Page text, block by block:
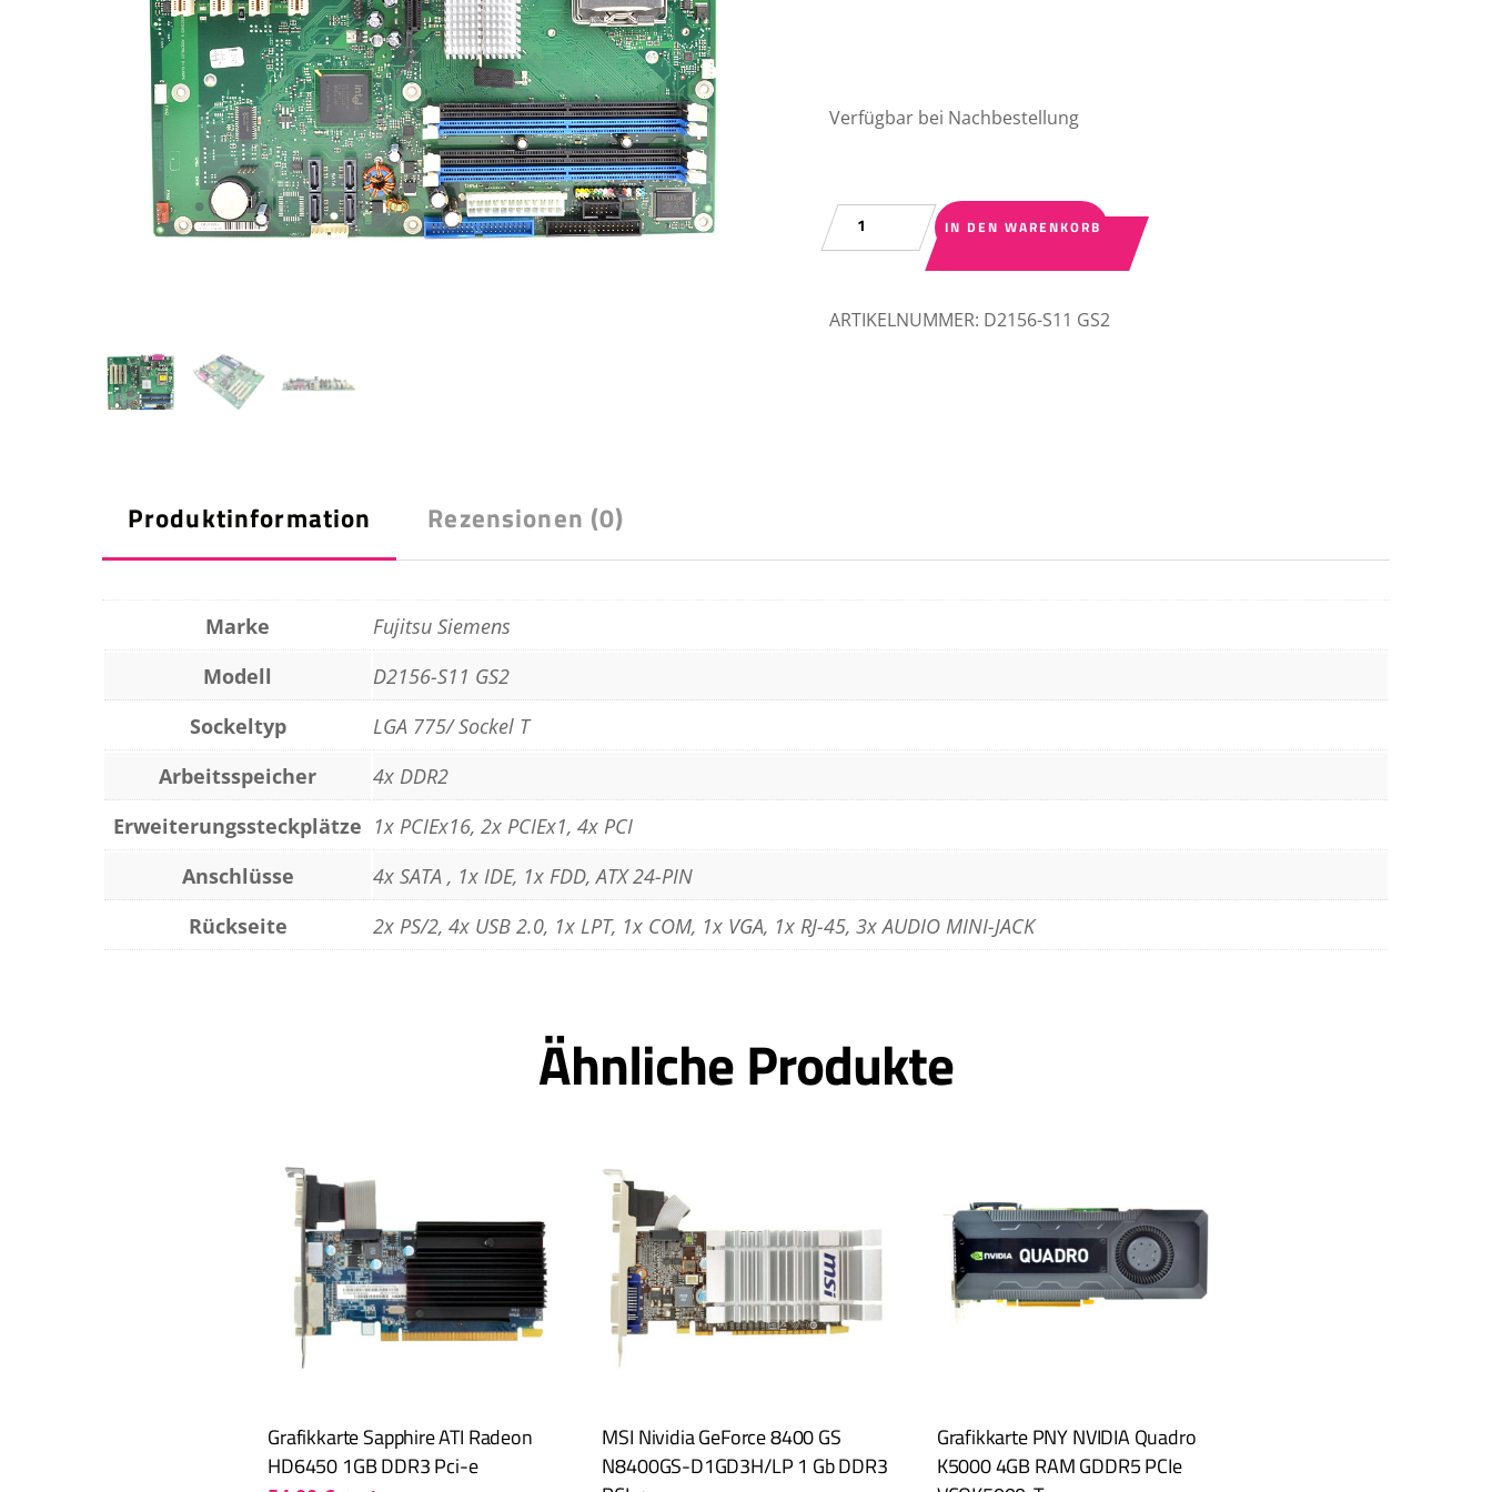
Verfügbar bei Nachbestellung
FUJITSU
D2156-
GS2
IN DEN WARENKORB
ARTIKELNUMMER: D2156-S11 GS2
Produktinformation Rezensionen (0)
Marke
Fujitsu Siemens
Modell
D2156-S11 GS2
Sockeltyp
LGA 775/ Sockel T
Arbeitsspeicher
4x DDR2
Erweiterungssteckplätze 1x PCIEx16, 2x PCIEx1, 4x PCI
Anschlüsse
4x SATA , 1x IDE, 1x FDD, ATX 24-PIN
Rückseite
2x PS/2, 4x USB 2.0, 1x LPT, 1x COM, 1x VGA, 1x RJ-45, 3x AUDIO MINI-JACK
Ähnliche Produkte
Grafikkarte Sapphire ATI Radeon
HD6450 1GB DDR3 Pci-e
MSI Nividia GeForce 8400 GS
N8400GS-D1GD3H/LP 1 Gb DDR3
Grafikkarte PNY NVIDIA Quadro
K5000 4GB RAM GDDR5 PCIe